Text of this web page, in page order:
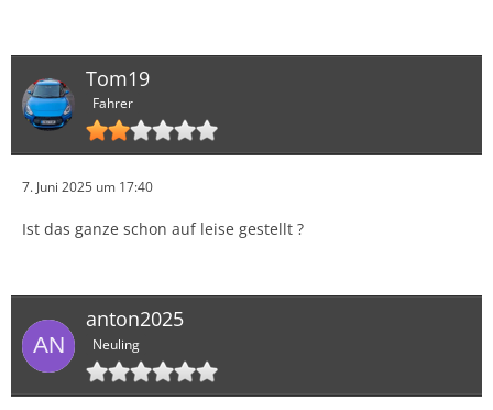
Tom19
Fahrer
7. Juni 2025 um 17:40
Ist das ganze schon auf leise gestellt ?
anton2025
Neuling